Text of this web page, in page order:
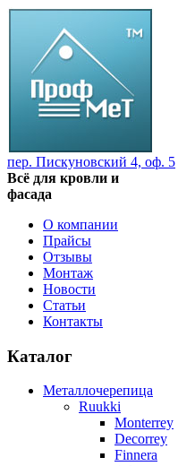
пер. Пискуновский 4, оф. 5
Всё для кровли и
фасада
О компании
Прайсы
Отзывы
Монтаж
Новости
Статьи
Контакты
Каталог
Металлочерепица
Ruukki
Monterrey
Decorrey
Finnera